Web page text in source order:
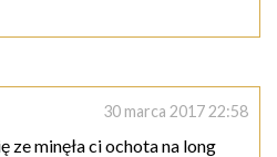
30 marca 2017 22:58
ze minęła ci ochota na long